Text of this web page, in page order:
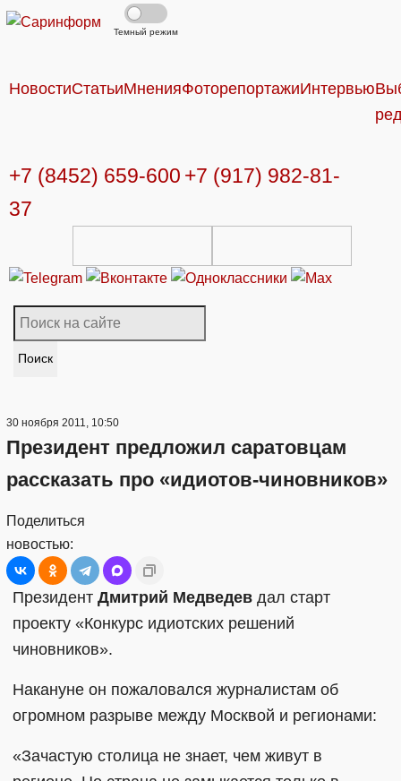
Темный режим
НовостиСтатьиМненияФоторепортажиИнтервью
+7 (8452) 659-600 +7 (917) 982-81-
37
Поиск
30 ноября 2011, 10:50
Президент предложил саратовцам
рассказать про «идиотов-чиновников»
Поделиться
новостью:
Президент Дмитрий Медведев дал старт
проекту «Конкурс идиотских решений
чиновников».
Накануне он пожаловался журналистам об
огромном разрыве между Москвой и регионами:
«Зачастую столица не знает, чем живут в